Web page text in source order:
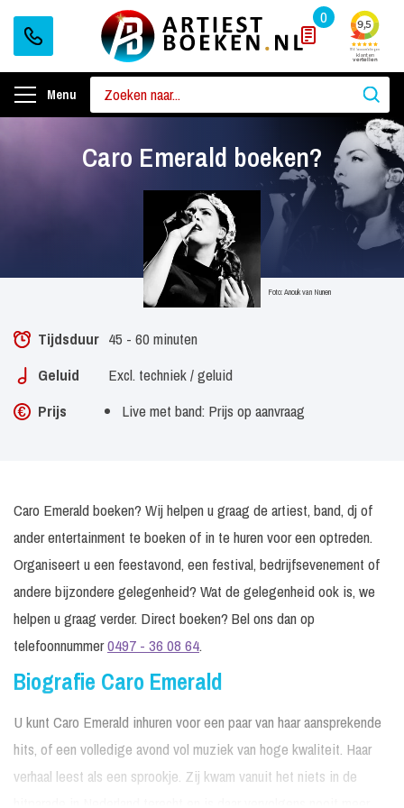
0
Menu
Caro Emerald boeken?
Foto: Anouk van Nunen
Tijdsduur 45 - 60 minuten
Geluid
Excl. techniek / geluid
Prijs
Live met band: Prijs op aanvraag
Caro Emerald boeken? Wij helpen u graag de artiest, band, dj of
ander entertainment te boeken of in te huren voor een optreden.
Organiseert u een feestavond, een festival, bedrijfsevenement of
andere bijzondere gelegenheid? Wat de gelegenheid ook is, we
helpen u graag verder. Direct boeken? Bel ons dan op
telefoonnummer0497 - 36 08 64.
Biografie Caro Emerald
U kunt Caro Emerald inhuren voor een paar van haar aansprekende
hits, of een volledige avond vol muziek van hoge kwaliteit. Haar
verhaal leest als een sprookje. Zij kwam vanuit het niets in de